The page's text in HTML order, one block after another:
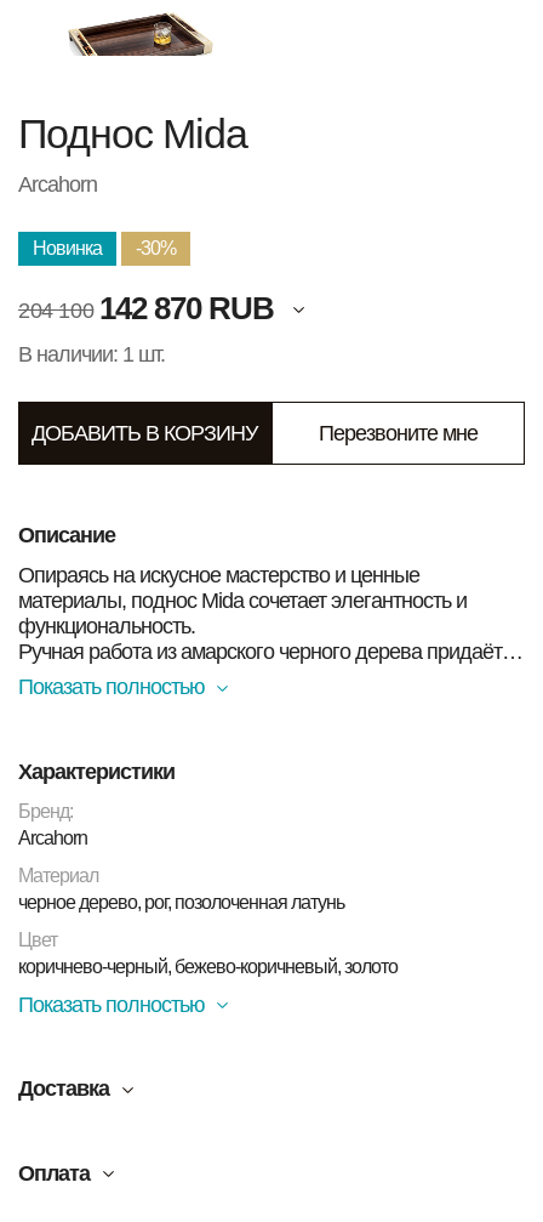
Поднос Mida
Arcahorn
Новинка -30%
204 100 142 870 RUB
В наличии: 1 шт.
ДОБАВИТЬ В КОРЗИНУ Перезвоните мне
Описание
Опираясь на искусное мастерство и ценные
материалы, поднос Mida сочетает элегантность и
функциональность.
Ручная работа из амарского черного дерева придаёт
ему благородный характер, а изысканные ручки из рога
Показать полностью
Характеристики
Бренд:
Arcahorn
Материал
черное дерево, рог, позолоченная латунь
Цвет
коричнево-черный, бежево-коричневый, золото
Показать полностью
Доставка
Оплата